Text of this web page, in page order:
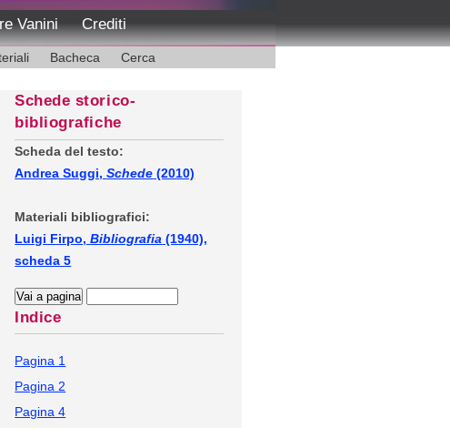
Vanini Crediti
Bacheca Cerca
Schede storico-
bibliografiche
Scheda del testo:
Andrea Suggi,Schede (2010)
Materiali bibliografici:
Luigi Firpo,Bibliografia (1940),
scheda 5
Indice
Pagina 1
Pagina 2
Pagina 4